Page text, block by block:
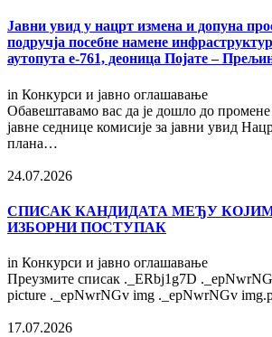
Јавни увид у нацрт измена и допуна
подручја посебне намене
аутопута е-761, деоница Појате –
in Конкурси и јавно оглашавање
Обавештавамо вас да је дошло до
јавне седнице комисије за јавни увид
плана…
24.07.2026
СПИСАК КАНДИДАТА МЕЂУ
ИЗБОРНИ ПОСТУПАК
in Конкурси и јавно оглашавање
Преузмите списак ._ERbj1g7D
picture ._epNwrNGv img ._epNwrNGv
17.07.2026